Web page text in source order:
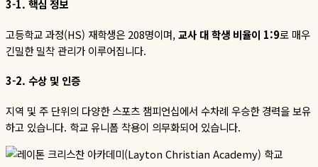
3-1. 핵심 정보
고등학교 과정(HS) 재학생은 208명이며, 교사 대학생 비율이 1:9로 매우
긴밀한 밀착 관리가 이루어집니다.
3-2. 수상 및 인증
지역 및 주 단위의 다양한 스포츠 챔피언십에서 수차례 우승한 경력을 보유
하고 있습니다. 학교 유니폼 착용이 의무화되어 있습니다.